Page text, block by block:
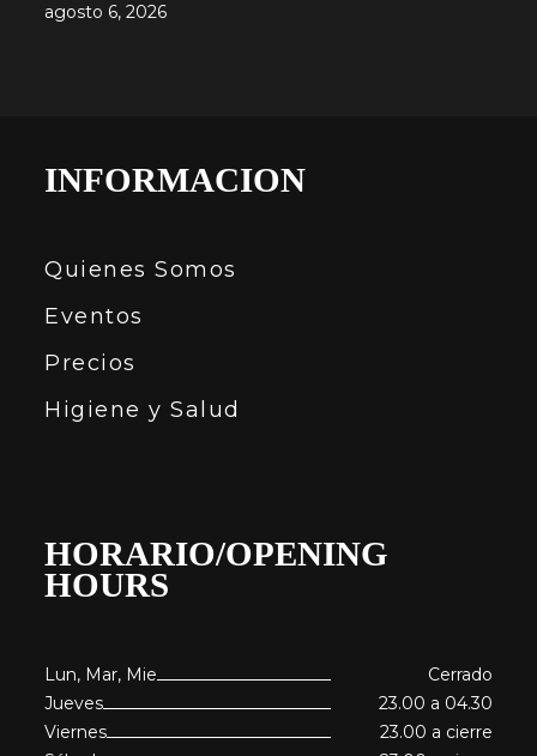
agosto 6, 2026
INFORMACION
Quienes Somos
Eventos
Precios
Higiene y Salud
HORARIO/OPENING
HOURS
Lun, Mar, Mie
Cerrado
Jueves
23.00 a 04.30
Viernes
23.00 a cierre